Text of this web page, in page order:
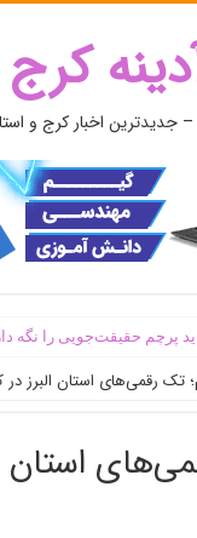
کرج
– جدیدترین اخبار کرج و
پرچم حقیقت‌جویی را نگه
تک رقمی‌های استان البرز در
استان